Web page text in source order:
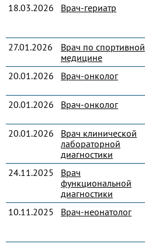
18.03.2026 Врач-гериатр
27.01.2026
Врач по спортивной
медицине
20.01.2026
Врач-онколог
20.01.2026
Врач-онколог
20.01.2026
Врач клинической
лабораторной
диагностики
24.11.2025
Врач
функциональной
диагностики
10.11.2025 Врач-неонатолог